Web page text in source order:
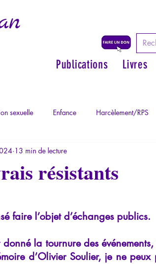
Publications Livres
sexuelle Enfance Harcèlement/RPS
par les mythes grecs
du Totalitarisme
résistants
13 min de lecture
faire l’objet d’échanges publics.
la tournure des
d’Olivier Soulier, je ne